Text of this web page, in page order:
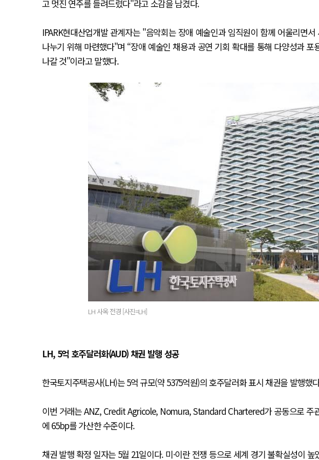
고 멋진 연주를 들려드렸다"라고 소감을 남겼다.
IPARK현대산업개발 관계자는 "음악회는 장애 예술인과 임직원이 함께 어울리면
나누기 위해 마련했다"며 “장애 예술인 채용과 공연 기회 확대를 통해 다양성과 포
나갈 것"이라고 말했다.
LH 사옥 전경 [사진=LH]
LH, 5억 호주달러화(AUD) 채권 발행 성공
한국토지주택공사(LH)는 5억 규모(약 5375억원)의 호주달러화 표시 채권을 발행했
이번 거래는 ANZ, Credit Agricole, Nomura, Standard Chartered가 공동으로 주
에 65bp를 가산한 수준이다.
채권 발행 확정 일자는 5월 21일이다. 미·이란 전쟁 등으로 세계 경기 불확실성이